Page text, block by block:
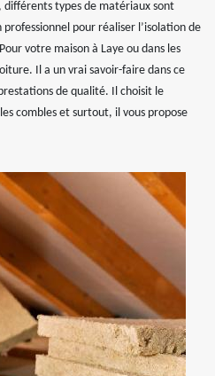
différents types de matériaux sont
pour réaliser l’isolation de
votre maison à Laye ou dans les
Il a un vrai savoir-faire dans ce
de qualité. Il choisit le
combles et surtout, il vous propose